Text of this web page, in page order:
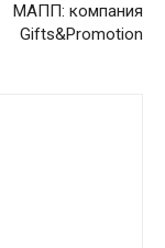
МАПП: компания
Gifts&Promotion